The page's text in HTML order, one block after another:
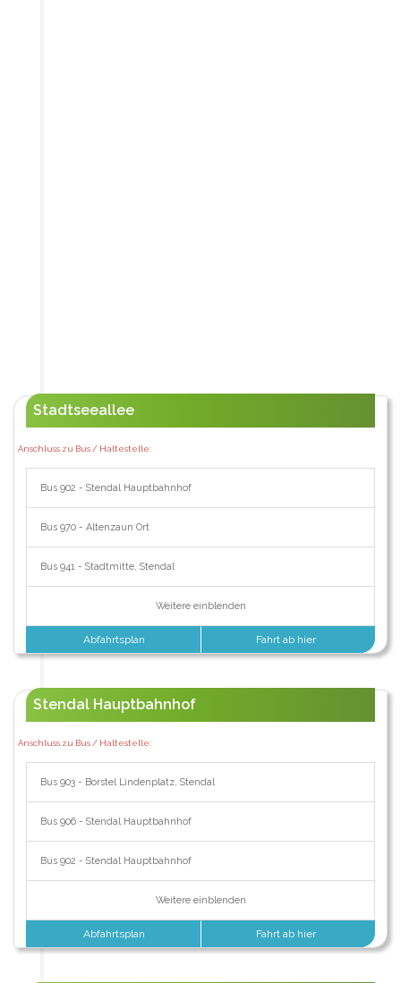
Stadtseeallee
Anschluss zu Bus / Haltestelle:
Bus 902 - Stendal Hauptbahnhof
Bus 970 - Altenzaun Ort
Bus 941 - Stadtmitte, Stendal
Weitere einblenden
Abfahrtsplan Fahrt ab hier
Stendal Hauptbahnhof
Anschluss zu Bus / Haltestelle:
Bus 903 - Borstel Lindenplatz, Stendal
Bus 906 - Stendal Hauptbahnhof
Bus 902 - Stendal Hauptbahnhof
Weitere einblenden
Abfahrtsplan Fahrt ab hier